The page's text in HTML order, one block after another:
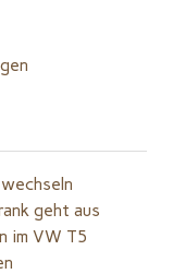
geht aus
im VW T5